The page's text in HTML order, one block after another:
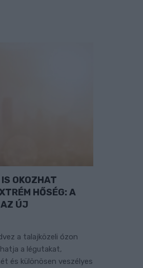
OKOZHAT
HŐSÉG: A
ÚJ
a talajközeli ózon
a légutakat,
és különösen veszélyes